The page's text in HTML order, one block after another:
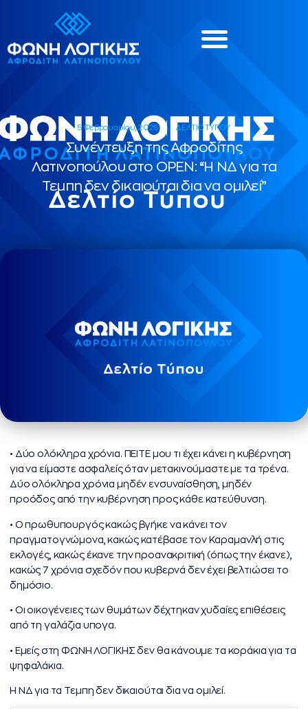
5 Φεβρουαρίου, 2025 ΔΕΛΤΙΟ ΤΥΠΟΥ
Συνέντευξη της Αφροδίτης
Λατινοπούλου στο OPEN: “Η ΝΔ για τα
Τεμπη δεν δικαιούται δια να ομιλεί”
• Δύο ολόκληρα χρόνια. ΠΕΙΤΕ μου τι έχει κάνει η κυβέρνηση
για να είμαστε ασφαλείς όταν μετακινούμαστε με τα τρένα.
Δύο ολόκληρα χρόνια μηδέν ενσυναίσθηση, μηδέν
προόδος από την κυβέρνηση προς κάθε κατεύθυνση.
• Ο πρωθυπουργός κακώς βγήκε να κάνει τον
πραγματογνώμονα, κακώς κατέβασε τον Καραμανλή στις
εκλογές, κακώς έκανε την προανακριτική (όπως την έκανε),
κακώς 7 χρόνια σχεδόν που κυβερνά δεν έχει βελτιώσει το
δημόσιο.
• Οι οικογένειες των θυμάτων δέχτηκαν χυδαίες επιθέσεις
από τη γαλάζια υπογα.
• Εμείς στη ΦΩΝΗ ΛΟΓΙΚΗΣ δεν θα κάνουμε τα κοράκια για τα
ψηφαλάκια.
Η ΝΔ για τα Τεμπη δεν δικαιούται δια να ομιλεί.